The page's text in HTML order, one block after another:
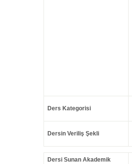
Ders Kategorisi
Dersin Veriliş Şekli
Dersi Sunan Akademik